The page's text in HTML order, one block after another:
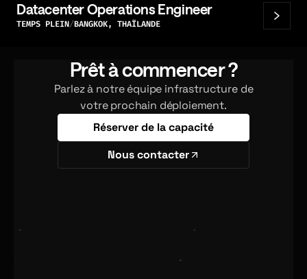
Datacenter Operations Engineer
TEMPS PLEIN BANGKOK, THAÏLANDE
Prêt à commencer ?
Parlez à notre équipe infrastructure de
votre prochain déploiement.
Réserver de la capacité
Nous contacter